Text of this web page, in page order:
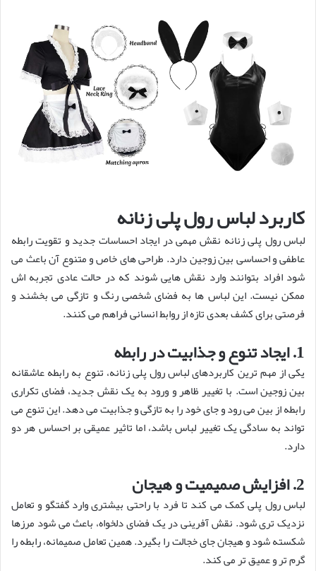
کاربرد لباس رول پلی زنانه
لباس رول پلی زنانه نقش مهمی در ایجاد احساسات جدید و تقویت رابطه
عاطفی و احساسی بین زوجین دارد. طراحی های خاص و متنوع آن باعث می
شود افراد بتوانند وارد نقش هایی شوند که در حالت عادی تجربه اش
ممکن نیست. این لباس ها به فضای شخصی رنگ و تازگی می بخشند و
فرصتی برای کشف بعدی تازه از روابط انسانی فراهم می کنند.
1. ایجاد تنوع و جذابیت در رابطه
یکی از مهم ترین کاربردهای لباس رول پلی زنانه، تنوع به رابطه عاشقانه
بین زوجین است. با تغییر ظاهر و ورود به یک نقش جدید، فضای تکراری
رابطه از بین می رود و جای خود را به تازگی و جذابیت می دهد. این تنوع می
تواند به سادگی یک تغییر لباس باشد، اما تاثیر عمیقی بر احساس هر دو
دارد.
2. افزایش صمیمیت و هیجان
لباس رول پلی کمک می کند تا فرد با راحتی بیشتری وارد گفتگو و تعامل
نزدیک تری شود. نقش آفرینی در یک فضای دلخواه، باعث می شود مرزها
شکسته شود و هیجان جای خجالت را بگیرد. همین تعامل صمیمانه، رابطه را
گرم تر و عمیق تر می کند.